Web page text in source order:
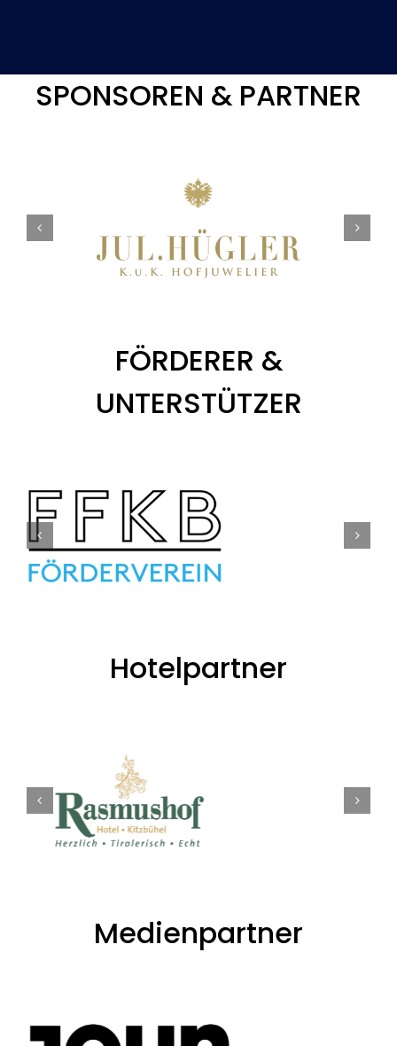
SPONSOREN & PARTNER
FÖRDERER &
UNTERSTÜTZER
Hotelpartner
Medienpartner